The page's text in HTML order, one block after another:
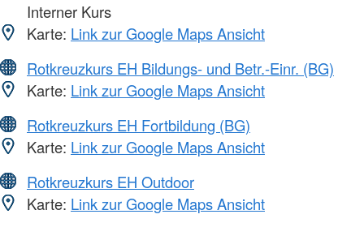
Interner Kurs
Karte: Link zur Google Maps Ansicht
Rotkreuzkurs EH Bildungs- und Betr.-Einr. (BG)
Karte: Link zur Google Maps Ansicht
Rotkreuzkurs EH Fortbildung (BG)
Karte: Link zur Google Maps Ansicht
Rotkreuzkurs EH Outdoor
Karte: Link zur Google Maps Ansicht